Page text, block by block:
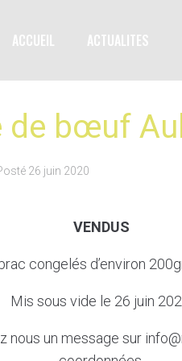
ACCUEIL ACTUALITES
de bœuf
26 juin 2020
VENDUS
congelés d’environ
Mis sous vide le 26 juin
nous un message sur